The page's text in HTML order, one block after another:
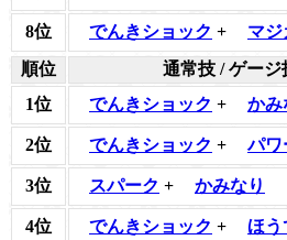
8位 でんきショック + マジ
順位
通常技 / ゲージ
1位
でんきショック + かみ
2位 でんきショック + パワ
3位 スパーク + かみなり
4位 でんきショック + ほう